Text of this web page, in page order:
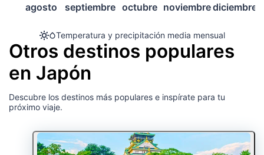
Temperatura y precipitación media mensual
agosto septiembre octubre noviembrediciembre
Otros destinos populares
en Japón
Descubre los destinos más populares e inspírate para tu
próximo viaje.